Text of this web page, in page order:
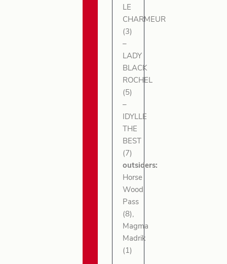
LE
CHARMEUR
(3)
–
LADY
BLACK
ROCHEL
(5)
–
IDYLLE
THE
BEST
(7)
outsiders:
Horse
Wood
Pass
(8),
Magma
Madrik
(1)